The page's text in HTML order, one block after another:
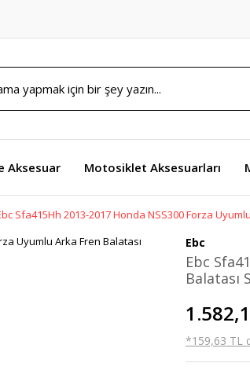
Aksesuar Motosiklet Aksesuarları
Sfa415Hh 2013-2017 Honda NSS300 Forza
Ebc
Ebc
Balatası
*159,63 TL